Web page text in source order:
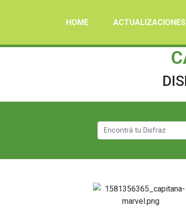
HOME ACTUALIZACIONES